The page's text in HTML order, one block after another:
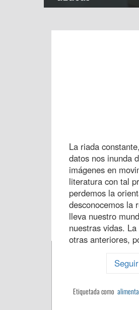
La riada
datos nos inunda
imágenes en
literatura con tal
perdemos la
desconocemos la
lleva nuestro
nuestras vidas.
otras anteriores,
Etiquetada como